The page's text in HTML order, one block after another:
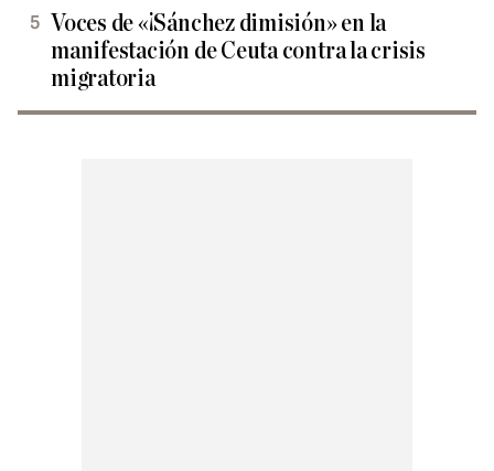
Voces de «¡Sánchez dimisión» en la
manifestación de Ceuta contra la crisis
migratoria